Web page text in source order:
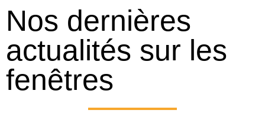
Nos dernières
actualités sur les
fenêtres